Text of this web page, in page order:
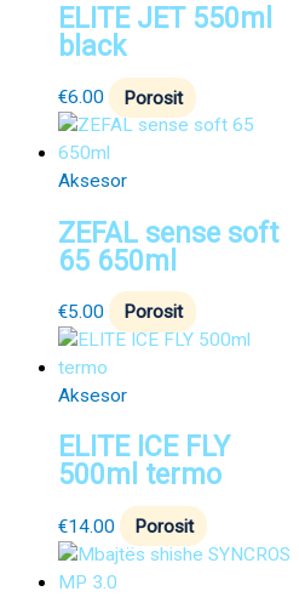
ELITE JET 550ml
black
€6.00 Porosit
Aksesor
ZEFAL sense soft
65 650ml
€5.00 Porosit
Aksesor
ELITE ICE FLY
500ml termo
€14.00 Porosit